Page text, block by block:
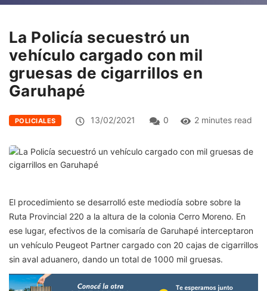
La Policía secuestró un
vehículo cargado con mil
gruesas de cigarrillos en
Garuhapé
POLICIALES 13/02/2021 0 2 minutes read
El procedimiento se desarrolló este mediodía sobre sobre la
Ruta Provincial 220 a la altura de la colonia Cerro Moreno. En
ese lugar, efectivos de la comisaría de Garuhapé interceptaron
un vehículo Peugeot Partner cargado con 20 cajas de cigarrillos
sin aval aduanero, dando un total de 1000 mil gruesas.